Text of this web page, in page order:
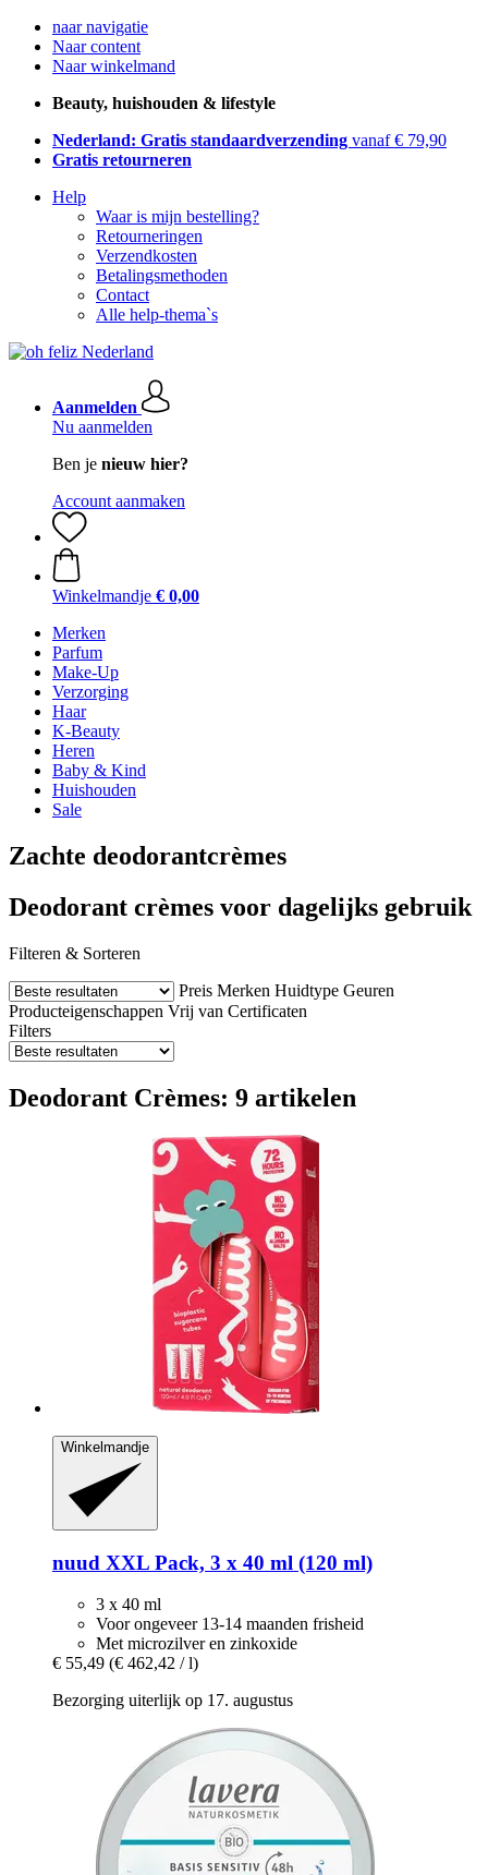
naar navigatie
Naar content
Naar winkelmand
Beauty, huishouden & lifestyle
Nederland: Gratis standaardverzending vanaf € 79,90
Gratis retourneren
Help
Waar is mijn bestelling?
Retourneringen
Verzendkosten
Betalingsmethoden
Contact
Alle help-thema`s
Aanmelden
Nu aanmelden
Ben je nieuw hier?
Account aanmaken
Winkelmandje € 0,00
Merken
Parfum
Make-Up
Verzorging
Haar
K-Beauty
Heren
Baby & Kind
Huishouden
Sale
Zachte deodorantcrèmes
Deodorant crèmes voor dagelijks gebruik
Filteren & Sorteren
Preis Merken Huidtype Geuren
Producteigenschappen Vrij van Certificaten
Filters
Deodorant Crèmes: 9 artikelen
Winkelmandje
nuud XXL Pack, 3 x 40 ml (120 ml)
3 x 40 ml
Voor ongeveer 13-14 maanden frisheid
Met microzilver en zinkoxide
€ 55,49 (€ 462,42 / l)
Bezorging uiterlijk op 17. augustus